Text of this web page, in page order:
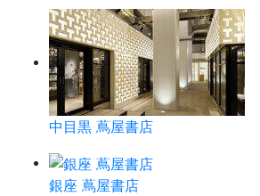
中目黒 蔦屋書店
銀座 蔦屋書店